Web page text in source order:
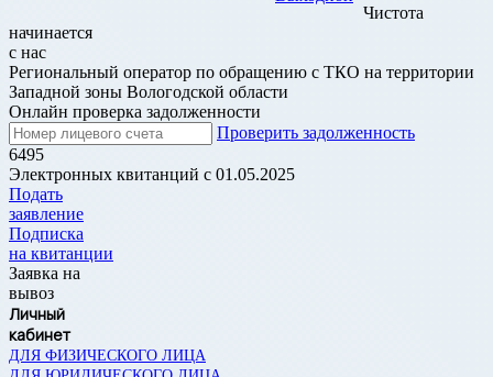
Чистота
начинается
с нас
Региональный оператор по обращению с ТКО на территории
Западной зоны Вологодской области
Онлайн проверка задолженности
Проверить задолженность
6495
Электронных квитанций с 01.05.2025
Подать
заявление
Подписка
на квитанции
Заявка на
вывоз
Личный
кабинет
ДЛЯ ФИЗИЧЕСКОГО ЛИЦА